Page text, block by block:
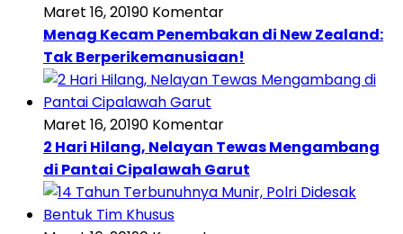
Maret 16, 20190 Komentar
Menag Kecam Penembakan di New Zealand:
Tak Berperikemanusiaan!
Maret 16, 20190 Komentar
2 Hari Hilang, Nelayan Tewas Mengambang
di Pantai Cipalawah Garut